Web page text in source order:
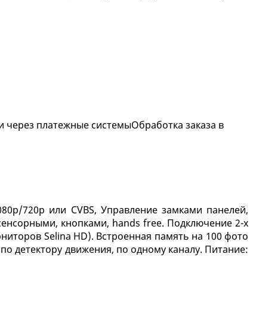
через платежные системыОбработка заказа в
720p или CVBS, Управление замками панелей,
кнопками, hands free. Подключение 2-х
Selina HD). Встроенная память на 100 фото
детектору движения, по одному каналу. Питание: